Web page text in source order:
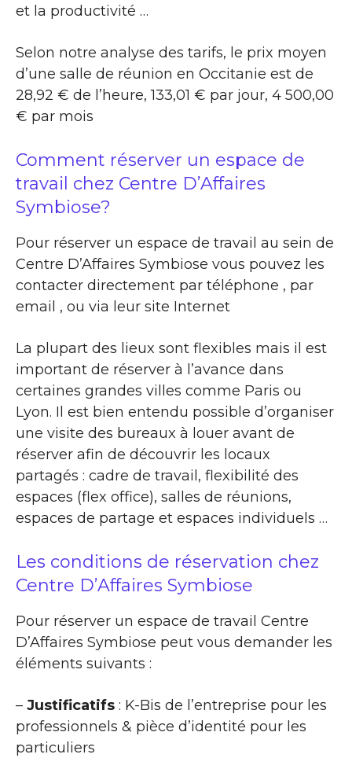
et la productivité …
Selon notre analyse des tarifs, le prix moyen
d’une salle de réunion en Occitanie est de
28,92 € de l’heure, 133,01 € par jour, 4 500,00
€ par mois
Comment réserver un espace de
travail chez Centre D’Affaires
Symbiose?
Pour réserver un espace de travail au sein de
Centre D’Affaires Symbiose vous pouvez les
contacter directement par téléphone , par
email , ou via leur site Internet
La plupart des lieux sont flexibles mais il est
important de réserver à l’avance dans
certaines grandes villes comme Paris ou
Lyon. Il est bien entendu possible d’organiser
une visite des bureaux à louer avant de
réserver afin de découvrir les locaux
partagés : cadre de travail, flexibilité des
espaces (flex office), salles de réunions,
espaces de partage et espaces individuels …
Les conditions de réservation chez
Centre D’Affaires Symbiose
Pour réserver un espace de travail Centre
D’Affaires Symbiose peut vous demander les
éléments suivants :
– Justificatifs : K-Bis de l’entreprise pour les
professionnels & pièce d’identité pour les
particuliers